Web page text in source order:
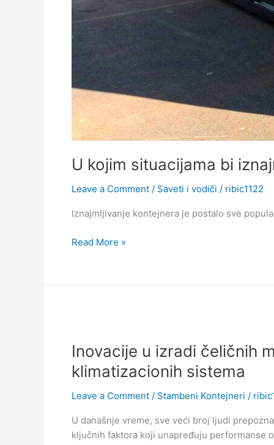
U kojim situacijama bi
Leave a Comment / Saveti i vodiči / ribic1122
Iznajmljivanje kontejnera je postalo sve
Read More »
Inovacije u izradi čeličnih
klimatizacionih sistema
Leave a Comment / Stambeni Kontejneri /
U današnje vreme, sve veći broj ljudi
ključnih faktora koji unapređuju performanse
izradi
čeličnih
modularnih
kontejnera:
PUR
izolacije